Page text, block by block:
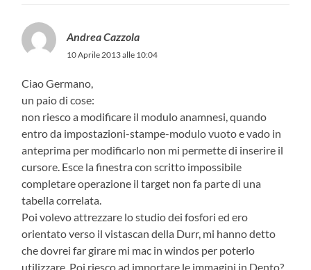
Andrea Cazzola
10 Aprile 2013 alle 10:04
Ciao Germano,
un paio di cose:
non riesco a modificare il modulo anamnesi, quando
entro da impostazioni-stampe-modulo vuoto e vado in
anteprima per modificarlo non mi permette di inserire il
cursore. Esce la finestra con scritto impossibile
completare operazione il target non fa parte di una
tabella correlata.
Poi volevo attrezzare lo studio dei fosfori ed ero
orientato verso il vistascan della Durr, mi hanno detto
che dovrei far girare mi mac in windos per poterlo
utilizzare. Poi riesco ad importare le immagini in Dento?